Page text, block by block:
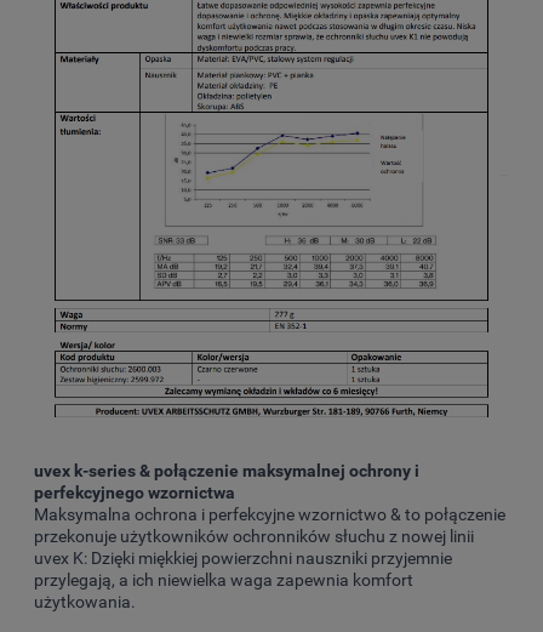
uvex k-series & połączenie maksymalnej ochrony i
perfekcyjnego wzornictwa
Maksymalna ochrona i perfekcyjne wzornictwo & to połączenie
przekonuje użytkowników ochronników słuchu z nowej linii
uvex K: Dzięki miękkiej powierzchni nauszniki przyjemnie
przylegają, a ich niewielka waga zapewnia komfort
użytkowania.